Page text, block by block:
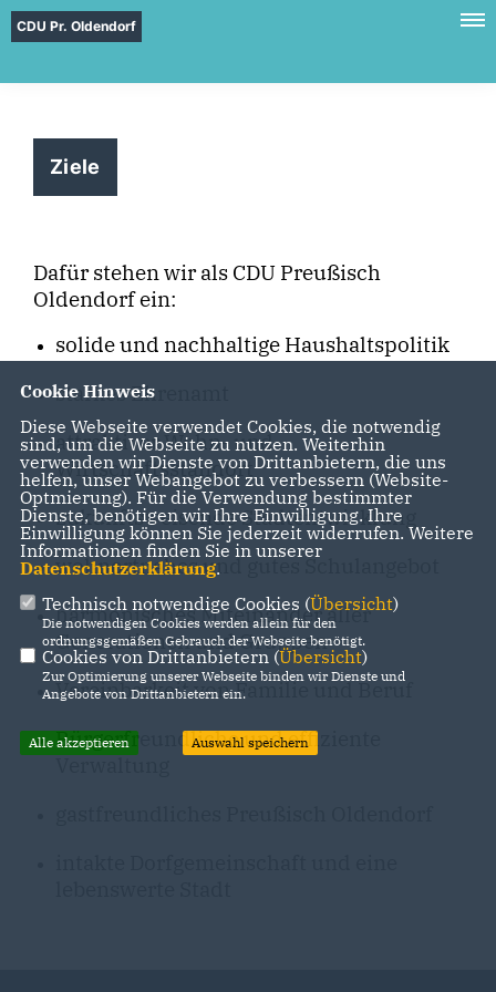
CDU Pr. Oldendorf
Ziele
Dafür stehen wir als CDU Preußisch
Oldendorf ein:
solide und nachhaltige Haushaltspolitik
starkes Ehrenamt
attraktiver Wohn- und
Wirtschaftsstandort
zukunftsweisende Stadtentwicklung
wohnortnahes und gutes Schulangebot
harmonisches Miteinander aller
Generationen und Gruppen
Vereinbarkeit von Familie und Beruf
Bürgerfreundliche und effiziente
Cookie Hinweis
Diese Webseite verwendet Cookies, die notwendig
sind, um die Webseite zu nutzen. Weiterhin
verwenden wir Dienste von Drittanbietern, die uns
helfen, unser Webangebot zu verbessern (Website-
Optmierung). Für die Verwendung bestimmter
Dienste, benötigen wir Ihre Einwilligung. Ihre
Einwilligung können Sie jederzeit widerrufen. Weitere
Informationen finden Sie in unserer
Datenschutzerklärung.
Technisch notwendige Cookies (Übersicht)
Die notwendigen Cookies werden allein für den
ordnungsgemäßen Gebrauch der Webseite benötigt.
Cookies von Drittanbietern (Übersicht)
Zur Optimierung unserer Webseite binden wir Dienste und
Angebote von Drittanbietern ein.
Alle akzeptieren Auswahl speichern